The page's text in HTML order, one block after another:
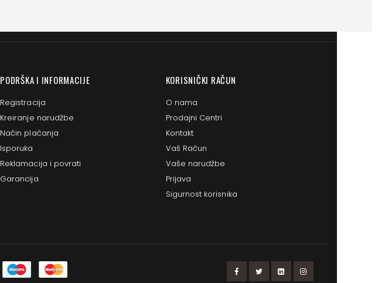
PODRŠKA I INFORMACIJE
Registracija
Kreiranje narudžbe
Način plaćanja
Isporuka
Reklamacija i povrati
Garancija
KORISNIČKI RAČUN
O nama
Prodajni Centri
Kontakt
Vaš Račun
Vaše narudžbe
Prijava
Sigurnost korisnika